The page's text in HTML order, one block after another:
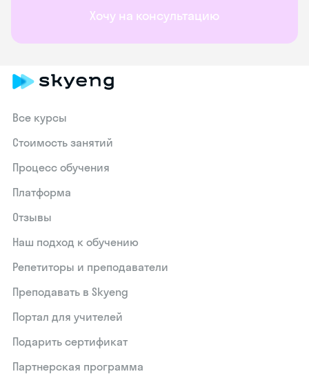
Хочу на консультацию
Все курсы
Стоимость занятий
Процесс обучения
Платформа
Отзывы
Наш подход к обучению
Репетиторы и преподаватели
Преподавать в Skyeng
Портал для учителей
Подарить сертификат
Партнерская программа